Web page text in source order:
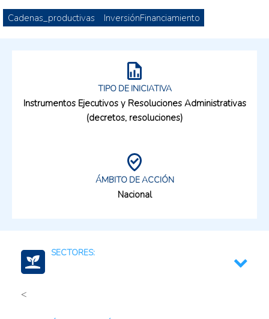
Cadenas_productivas InversiónFinanciamiento
TIPO DE INICIATIVA
Instrumentos Ejecutivos y Resoluciones Administrativas
(decretos, resoluciones)
ÁMBITO DE ACCIÓN
Nacional
SECTORES:
<